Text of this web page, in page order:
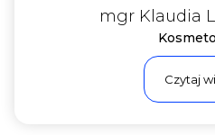
mgr Klaudia
Czytaj